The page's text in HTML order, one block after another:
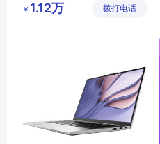
有限公司
￥ 1.12万 拨打电话